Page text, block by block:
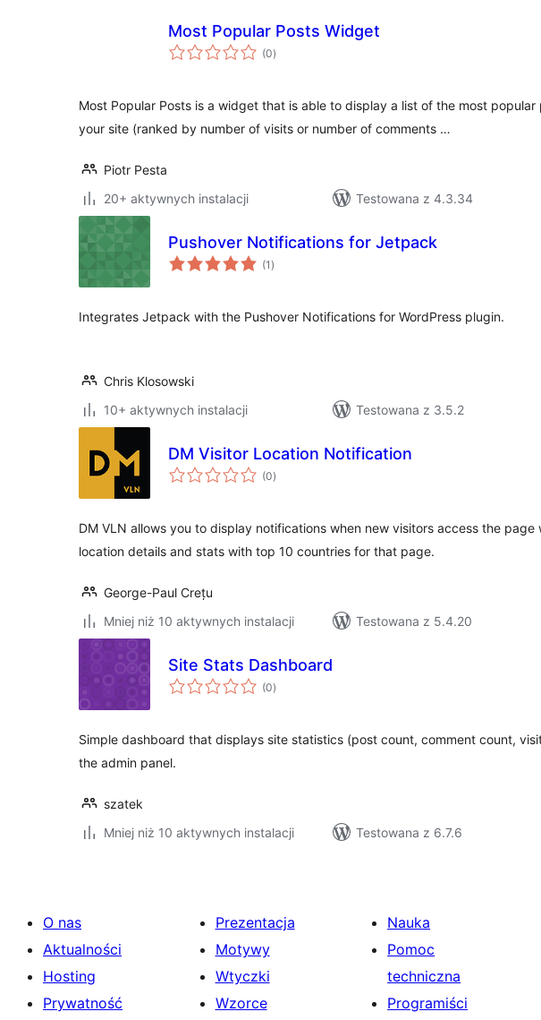
Most Popular Posts Widget
(0wszystkich
ocen
)
Most Popular Posts is a widget that is able to display a list of the most popular
your site (ranked by number of visits or number of comments …
Piotr Pesta
20+ aktywnych instalacji
Testowana z 4.3.34
Pushover Notifications for Jetpack
(1 wszystkich
ocen
)
Integrates Jetpack with the Pushover Notifications for WordPress plugin.
Chris Klosowski
10+ aktywnych instalacji
Testowana z 3.5.2
DM Visitor Location Notification
(0wszystkich
ocen
)
DM VLN allows you to display notifications when new visitors access the page
location details and stats with top 10 countries for that page.
George-Paul Crețu
Mniej niż 10 aktywnych instalacji
Testowana z 5.4.20
Site Stats Dashboard
(0wszystkich
ocen
)
Simple dashboard that displays site statistics (post count, comment count,
the admin panel.
szatek
Mniej niż 10 aktywnych instalacji
Testowana z 6.7.6
O nas
Aktualności
Hosting
Prywatność
Prezentacja
Motywy
Wtyczki
Wzorce
Nauka
Pomoc
techniczna
Programiści